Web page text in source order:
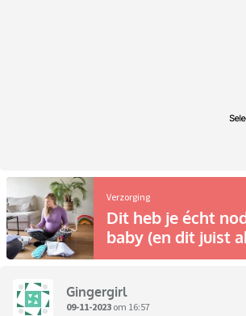
Verzorging
Dit heb je écht
baby (en dit juist
Gingergirl
09-11-2023 om 16:57